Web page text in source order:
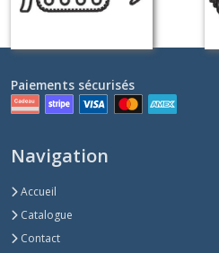
Paiements sécurisés
Navigation
Accueil
Catalogue
Contact